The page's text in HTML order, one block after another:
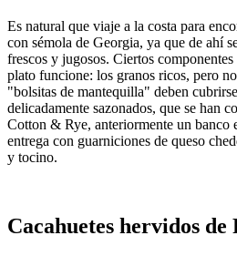
Es natural que viaje a la costa para
con sémola de Georgia, ya que de ahí
frescos y jugosos. Ciertos componentes
plato funcione: los granos ricos, pero
"bolsitas de mantequilla" deben
delicadamente sazonados, que se han
Cotton & Rye, anteriormente un banco
entrega con guarniciones de queso
y tocino.
Cacahuetes hervidos